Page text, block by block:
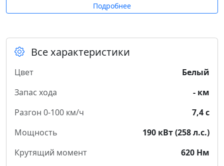
Подробнее
Все характеристики
Цвет
Белый
Запас хода
- км
Разгон 0-100 км/ч
7,4 с
Мощность
190 кВт (258 л.с.)
Крутящий момент
620 Нм